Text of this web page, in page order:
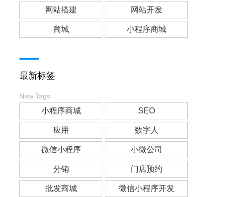
网站搭建 网站开发
商城 小程序商城
最新标签
New Tags
小程序商城 SEO
应用 数字人
微信小程序 小微公司
分销 门店预约
批发商城 微信小程序开发